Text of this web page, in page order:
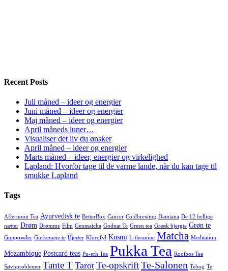
Recent Posts
Juli måned – ideer og energier
Juni måned – ideer og energier
Maj måned – ideer og energier
April måneds luner…
Visualiser det liv du ønsker
April måned – ideer og energier
Marts måned – ideer, energier og virkelighed
Lapland: Hvorfor tage til de varme lande, når du kan tage til
smukke Lapland
Tags
Afternoon Tea Ayurvedisk te BetterBox Cancer Coldbrewing Damiana De 12 hellige
nætter Drøm Drømme Film Genmaicha Godnat Te Green tea Græsk bjergte Grøn te
Gunpowder Gurkemeje te Hjerter Klorofyl Kusmi L-theanine Matcha Meditation
Mozambique Postcard teas Pu-erh Tea Pukka Tea Rooibos Tea
Søvnproblemer Tante T Tarot Te-opskriftTe-Salonen Tebog Te